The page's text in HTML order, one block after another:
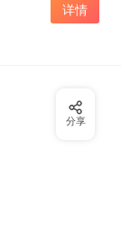
详情
分享